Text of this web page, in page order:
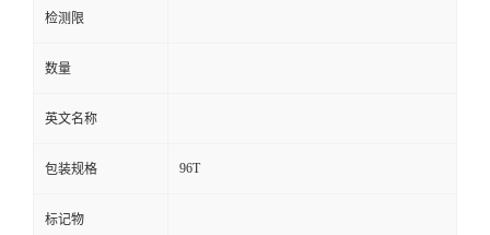
检测限
数量
英文名称
包装规格 96T
标记物